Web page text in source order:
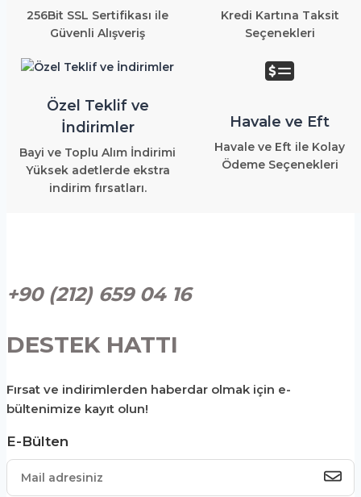
256Bit SSL Sertifikası ile
Güvenli Alışveriş
Kredi Kartına Taksit
Seçenekleri
Özel Teklif ve
İndirimler
Bayi ve Toplu Alım İndirimi
Yüksek adetlerde ekstra
indirim fırsatları.
Havale ve Eft
Havale ve Eft ile Kolay
Ödeme Seçenekleri
+90 (212) 659 04 16
DESTEK HATTI
Fırsat ve indirimlerden haberdar olmak için e-
bültenimize kayıt olun!
E-Bülten